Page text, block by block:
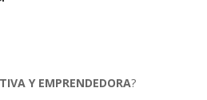
Y EMPRENDEDORA?